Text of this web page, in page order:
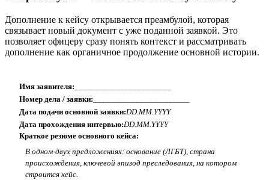
Дополнение к кейсу открывается преамбулой, которая
связывает новый документ с уже поданной заявкой. Это
позволяет офицеру сразу понять контекст и рассматривать
дополнение как органичное продолжение основной истории.
Имя заявителя:
Номер дела / заявки:
Дата подачи основной заявки:DD.MM.YYYY
Дата прохождения интервью:DD.MM.YYYY
Краткое резюме основного кейса:
В одном-двух предложениях: основание (ЛГБТ), страна
происхождения, ключевой эпизод преследования, на котором
строится кейс.